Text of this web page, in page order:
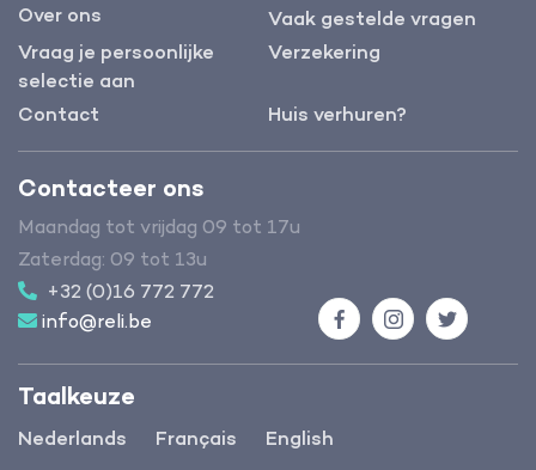
Over ons
Vaak gestelde vragen
Vraag je persoonlijke
selectie aan
Verzekering
Contact Huis verhuren?
Taalkeuze
Nederlands Français English
Contacteer ons
Maandag tot vrijdag 09 tot 17u
Zaterdag: 09 tot 13u
+32 (0)16 772 772
info@reli.be
FacebookInstagramTwitter